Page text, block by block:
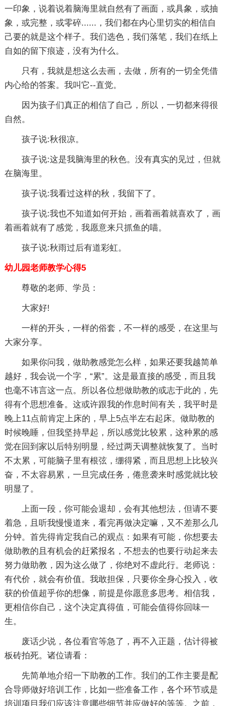
一印象，说着说着脑海里就自然有了画面，或具象，或抽
象，或完整，或零碎......，我们都在内心里切实的相信自
己要的就是这个样子。我们选色，我们落笔，我们在纸上
自如的留下痕迹，没有为什么。
只有，我就是想这么去画，去做，所有的一切全凭借
内心给的答案。我叫它--直觉。
因为孩子们真正的相信了自己，所以，一切都来得很
自然。
孩子说:秋很凉。
孩子说:这是我脑海里的秋色。没有真实的见过，但就
在脑海里。
孩子说:我看过这样的秋，我留下了。
孩子说:我也不知道如何开始，画着画着就喜欢了，画
着画着就有了感觉，我愿意来只抓鱼的喵。
孩子说:秋雨过后有道彩虹。
幼儿园老师教学心得5
尊敬的老师、学员：
大家好!
一样的开头，一样的俗套，不一样的感受，在这里与
大家分享。
如果你问我，做助教感觉怎么样，如果还要我越简单
越好，我会说一个字，“累”。这是最直接的感受，而且我
也毫不讳言这一点。所以各位想做助教的或志于此的，先
得有个思想准备。这或许跟我的作息时间有关，我平时是
晚上11点前肯定上床的，早上5点半左右起床。做助教的
时候晚睡，但我坚持早起，所以感觉比较累，这种累的感
觉在回到家以后特别明显，经过两天调整就恢复了。当时
不太累，可能脑子里有根弦，绷得紧，而且思想上比较兴
奋，不太容易累，一旦完成任务，倦意袭来时感觉就比较
明显了。
上面一段，你可能会退却，会有其他想法，但请不要
着急，且听我慢慢道来，看完再做决定嘛，又不差那么几
分钟。首先得肯定我自己的观点：如果有可能，你想要去
做助教的且有机会的赶紧报名，不想去的也要行动起来去
努力做助教，因为这么做了，你绝对不虚此行。老师说：
有代价，就会有价值。我敢担保，只要你全身心投入，收
获的价值超乎你的想像，前提是你愿意多思考。相信我，
更相信你自己，这个决定真得值，可能会值得你回味一
生。
废话少说，各位看官等急了，再不入正题，估计得被
板砖拍死。诸位请看：
先简单地介绍一下助教的工作。我们的工作主要是配
合导师做好培训工作，比如一些准备工作，各个环节或是
培训项目我们应该注意哪些细节并应做好的等等。之前，